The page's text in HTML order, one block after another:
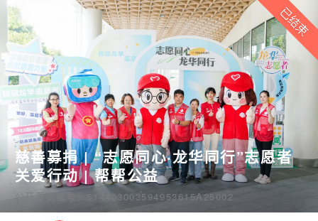
慈善募捐 | “志愿同心·龙华同行”志愿者
关爱行动 | 帮帮公益
公开募捐编号：514403003594953615A25002